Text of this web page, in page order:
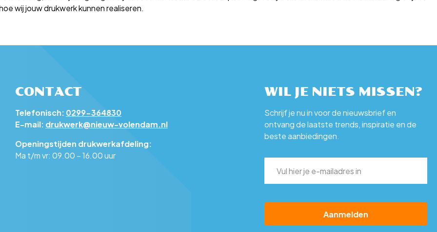
wij jouw drukwerk kunnen realiseren.
CONTACT
Telefonisch: 0299-364830
E-mail: drukwerk@nieuw-volendam.nl
Openingstijden drukwerkafdeling:
Ma t/m vr: 09.00 – 16.00 uur
WIL JE NIETS MISSEN?
Schrijf je nu in voor de nieuwsbrief en
ontvang de laatste trends, inspiratie en de
beste aanbiedingen.
E-
mailadres
(Vereist)